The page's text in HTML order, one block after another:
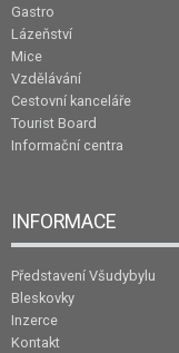
Gastro
Lázeňství
Mice
Vzdělávání
Cestovní kanceláře
Tourist Board
Informační centra
INFORMACE
Představení Všudybylu
Bleskovky
Inzerce
Kontakt